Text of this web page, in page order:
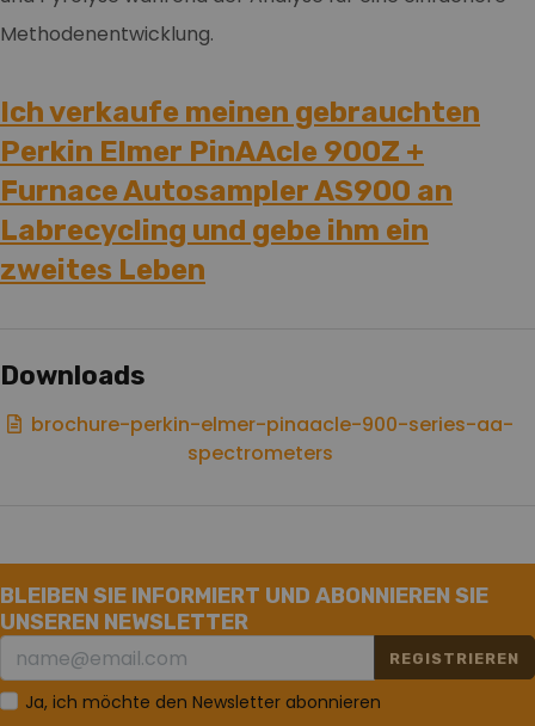
Methodenentwicklung.
Ich verkaufe meinen gebrauchten
Perkin Elmer PinAAcle 900Z +
Furnace Autosampler AS900 an
Labrecycling und gebe ihm ein
zweites Leben
Downloads
brochure-perkin-elmer-pinaacle-900-series-aa-
spectrometers
BLEIBEN SIE INFORMIERT UND ABONNIEREN SIE
UNSEREN NEWSLETTER
REGISTRIEREN
Ja, ich möchte den Newsletter abonnieren